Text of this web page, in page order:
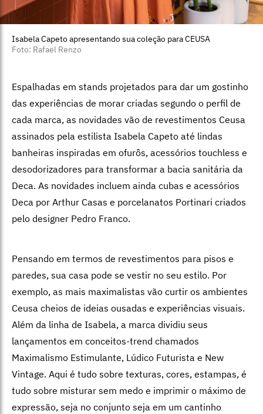
Isabela Capeto apresentando sua coleção para CEUSA
Foto: Rafael Renzo
Espalhadas em stands projetados para dar um gostinho
das experiências de morar criadas segundo o perfil de
cada marca, as novidades vão de revestimentos Ceusa
assinados pela estilista Isabela Capeto até lindas
banheiras inspiradas em ofurôs, acessórios touchless e
desodorizadores para transformar a bacia sanitária da
Deca. As novidades incluem ainda cubas e acessórios
Deca por Arthur Casas e porcelanatos Portinari criados
pelo designer Pedro Franco.
Pensando em termos de revestimentos para pisos e
paredes, sua casa pode se vestir no seu estilo. Por
exemplo, as mais maximalistas vão curtir os ambientes
Ceusa cheios de ideias ousadas e experiências visuais.
Além da linha de Isabela, a marca dividiu seus
lançamentos em conceitos-trend chamados
Maximalismo Estimulante, Lúdico Futurista e New
Vintage. Aqui é tudo sobre texturas, cores, estampas, é
tudo sobre misturar sem medo e imprimir o máximo de
expressão, seja no conjunto seja em um cantinho